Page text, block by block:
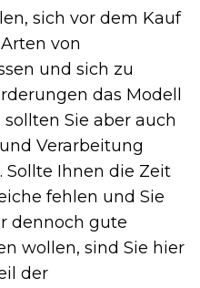
sich vor dem Kauf
von
und sich zu
das Modell
Sie aber auch
Verarbeitung
Sollte Ihnen die Zeit
fehlen und Sie
dennoch gute
wollen, sind Sie hier
der